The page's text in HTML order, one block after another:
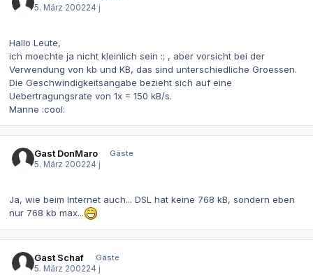
5. März 200224 j
Hallo Leute,
ich moechte ja nicht kleinlich sein :; , aber vorsicht bei der
Verwendung von kb und KB, das sind unterschiedliche Groessen.
Die Geschwindigkeitsangabe bezieht sich auf eine
Uebertragungsrate von 1x = 150 kB/s.
Manne :cool:
Gast DonMaro
Gäste
5. März 200224 j
Ja, wie beim Internet auch... DSL hat keine 768 kB, sondern eben
nur 768 kb max...
Gast Schaf
Gäste
5. März 200224 j